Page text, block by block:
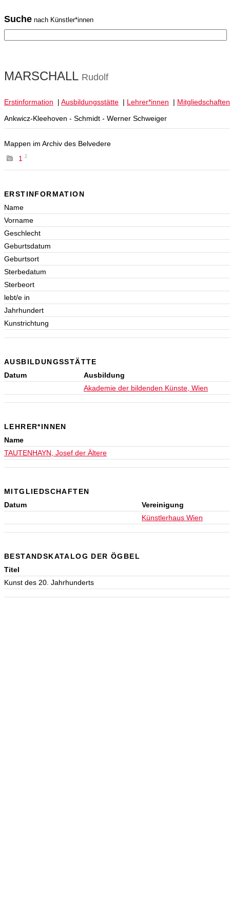
Suche nach Künstler*innen
MARSCHALL Rudolf
Erstinformation | Ausbildungsstätte | Lehrer*innen | Mitgliedschaften
Ankwicz-Kleehoven - Schmidt - Werner Schweiger
Mappen im Archiv des Belvedere
1
2
ERSTINFORMATION
Name
Vorname
Geschlecht
Geburtsdatum
Geburtsort
Sterbedatum
Sterbeort
lebt/e in
Jahrhundert
Kunstrichtung
AUSBILDUNGSSTÄTTE
Datum
Ausbildung
Akademie der bildenden Künste, Wien
LEHRER*INNEN
Name
TAUTENHAYN, Josef der Ältere
MITGLIEDSCHAFTEN
Datum
Vereinigung
Künstlerhaus Wien
BESTANDSKATALOG DER ÖGBEL
Titel
Kunst des 20. Jahrhunderts